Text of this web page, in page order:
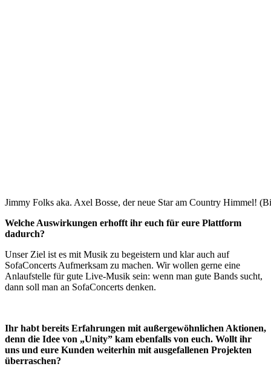
Jimmy Folks aka. Axel Bosse, der neue Star am Country Himmel!
Welche Auswirkungen erhofft ihr euch für eure Plattform
dadurch?
Unser Ziel ist es mit Musik zu begeistern und klar auch auf
SofaConcerts Aufmerksam zu machen. Wir wollen gerne eine
Anlaufstelle für gute Live-Musik sein: wenn man gute Bands sucht,
dann soll man an SofaConcerts denken.
Ihr habt bereits Erfahrungen mit außergewöhnlichen Aktionen,
denn die Idee von „Unity” kam ebenfalls von euch. Wollt ihr
uns und eure Kunden weiterhin mit ausgefallenen Projekten
überraschen?